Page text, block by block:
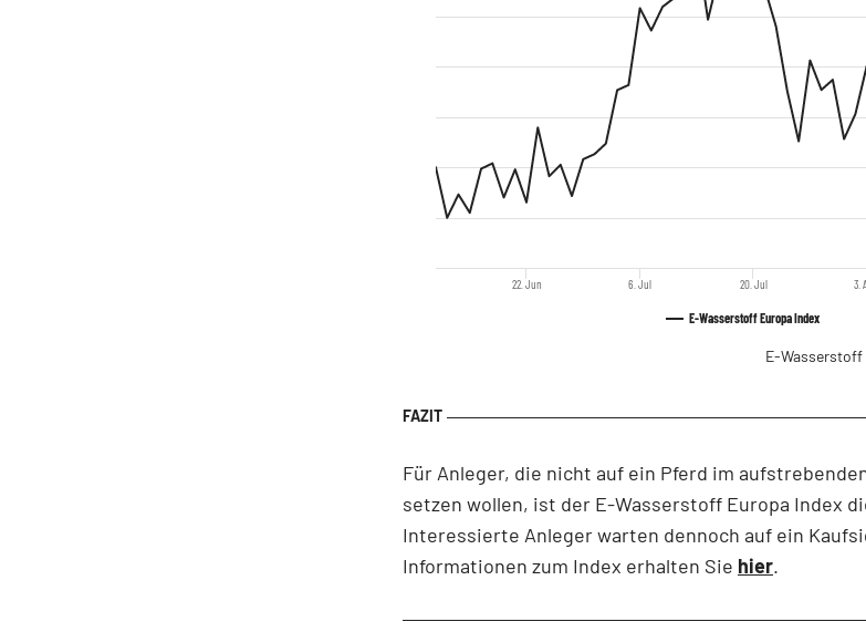
E-Wasserstoff Europa Index
22. Jun 6. Jul 20. Jul 3.
E-Wasserstoff
Für Anleger, die nicht auf ein Pferd im
setzen wollen, ist der E-Wasserstoff Europa Index
Interessierte Anleger warten dennoch auf ein
Informationen zum Index erhalten Sie hier.